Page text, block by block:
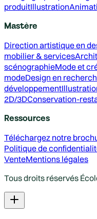
produitIllustration
Mastère
Direction artistique en
mobilier & services
scénographieMode et
modeDesign en
développement
2D/3DConservation-
Ressources
Téléchargez notre
Politique de
VenteMentions légales
Tous droits réservés